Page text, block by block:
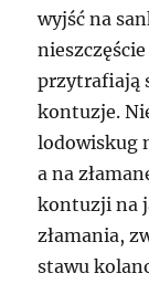
wyjść na
przytrafiają
kontuzje.
lodowiskug
a na
kontuzji na
złamania,
stawu